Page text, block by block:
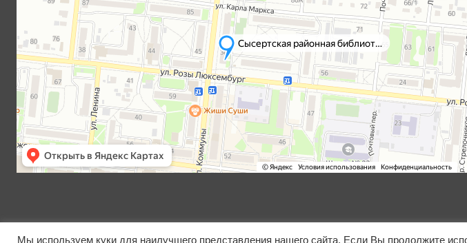
Мы используем куки для наилучшего представления нашего сайта. Если Вы продолжите